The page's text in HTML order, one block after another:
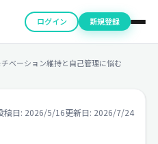
ログイン 新規登録
ベーション維持と自己管理に悩む
稿日: 2026/5/16更新日: 2026/7/24